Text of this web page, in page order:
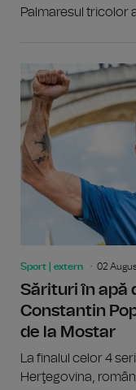
Palmaresul tricolor
Sport | extern 02
Sărituri în apă
Constantin
de la Mostar
La finalul celor 4
Herţegovina,